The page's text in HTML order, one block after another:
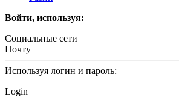
Войти, используя:
Социальные сети
Почту
Используя логин и пароль:
Login